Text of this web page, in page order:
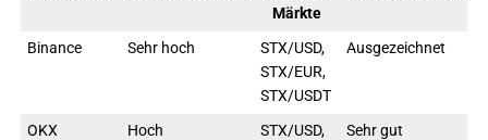
Märkte
Binance Sehr hoch
STX/USD,
STX/EUR,
STX/USDT
Ausgezeichnet
OKX Hoch STX/USD, Sehr gut